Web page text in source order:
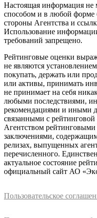
Настоящая информация не
способом и в любой форме
стороны Агентства и
Использование
требований запрещено.
Рейтинговые оценки
не являются
покупать, держать или
или активы, принимать
не принимает на себя
любыми последствиями,
рекомендациями и иными
связанными с
Агентством
заключениями,
релизах, выпущенных
перечисленного.
актуальное состояние
официальный сайт АО
Пользовательское